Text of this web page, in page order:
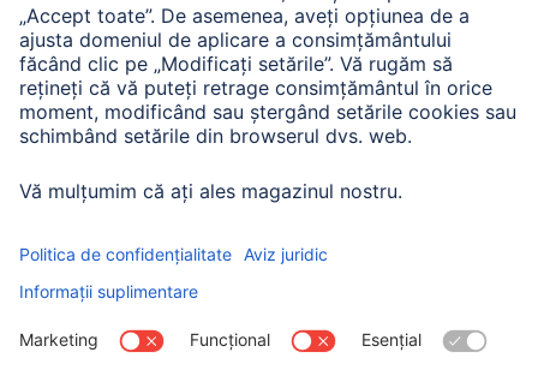
Istoria companiei
Hama Mondial
Business-Portal